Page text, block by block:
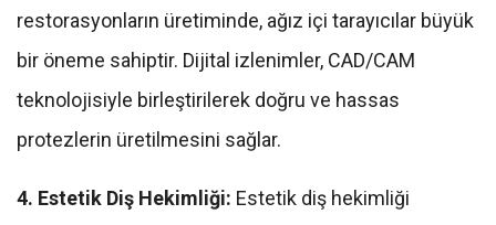
restorasyonların üretiminde, ağız içi tarayıcılar büyük
bir öneme sahiptir. Dijital izlenimler, CAD/CAM
teknolojisiyle birleştirilerek doğru ve hassas
protezlerin üretilmesini sağlar.
4. Estetik Diş Hekimliği: Estetik diş hekimliği